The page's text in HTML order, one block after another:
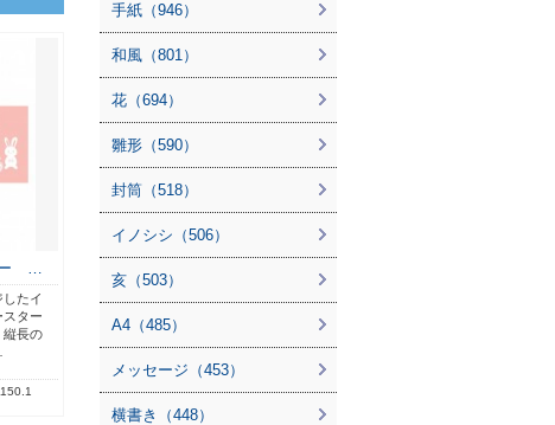
ー …
たイ
スター
縦長の
手紙（946）
和風（801）
花（694）
雛形（590）
封筒（518）
イノシシ（506）
亥（503）
A4（485）
メッセージ（453）
横書き（448）